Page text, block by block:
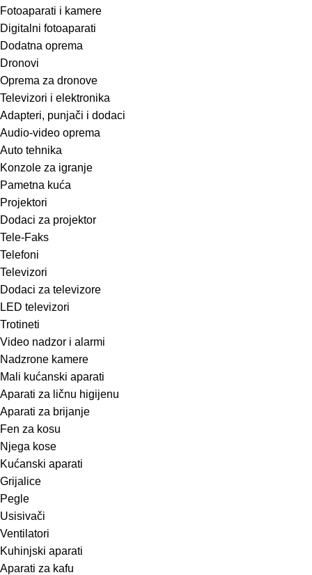
Fotoaparati i kamere
Digitalni fotoaparati
Dodatna oprema
Dronovi
Oprema za dronove
Televizori i elektronika
Adapteri, punjači i dodaci
Audio-video oprema
Auto tehnika
Konzole za igranje
Pametna kuća
Projektori
Dodaci za projektor
Tele-Faks
Telefoni
Televizori
Dodaci za televizore
LED televizori
Trotineti
Video nadzor i alarmi
Nadzrone kamere
Mali kućanski aparati
Aparati za ličnu higijenu
Aparati za brijanje
Fen za kosu
Njega kose
Kućanski aparati
Grijalice
Pegle
Usisivači
Ventilatori
Kuhinjski aparati
Aparati za kafu